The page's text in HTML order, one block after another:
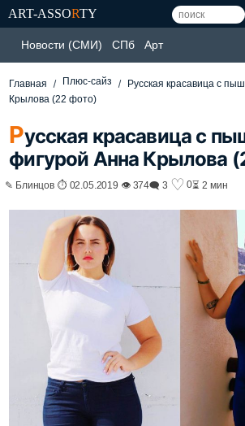
ART-ASSORTY
Новости (СМИ) СПб Арт
Главная Плюс-сайз
Русская красавица с
Крылова (22 фото)
Русская красавица с
фигурой Анна Крылова
✎ Блинцов ⏱ 02.05.2019 👁 374🗨 3 ♡ 0⏳ 2 мин